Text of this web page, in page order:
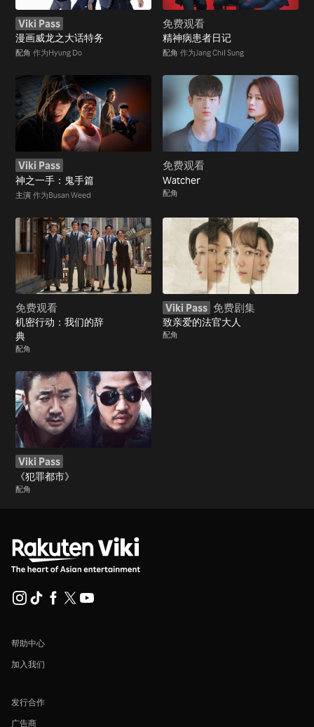
Viki Pass
漫画威龙之大话特务
配角 作为Hyung Do
免费观看
精神病患者日记
配角 作为Jang Chil Sung
Viki Pass
神之一手：鬼手篇
主演 作为Busan Weed
免费观看
Watcher
配角
免费观看
机密行动：我们的辞
典
配角
Viki Pass 免费剧集
致亲爱的法官大人
配角
Viki Pass
《犯罪都市》
配角
帮助中心
加入我们
发行合作
广告商